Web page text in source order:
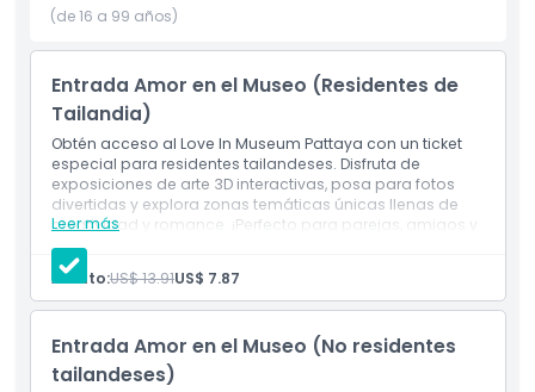
solo mirar: puedes tocar, posar y jugar con el arte. Ya sea
que estés frente a una escultura gigante con tema de
amor o posando dentro de una ilusión 3D, cada lugar en el
museo es perfecto para capturar momentos divertidos y
románticos.
Love Art Park Pattaya es un destino único para parejas,
amigos y familias que buscan una aventura creativa. Es un
lugar donde el amor, la risa y el arte se unen, ofreciéndote
una experiencia verdaderamente memorable.
Aspectos Destacados
(de 16 a 99 años)
Entrada Amor en el Museo (Residentes de
Tailandia)
Obtén acceso al Love In Museum Pattaya con un ticket
especial para residentes tailandeses. Disfruta de
exposiciones de arte 3D interactivas, posa para fotos
divertidas y explora zonas temáticas únicas llenas de
creatividad y romance. ¡Perfecto para parejas, amigos y
familias!
Leer más
Adulto:US$ 13.91US$ 7.87
Entrada Amor en el Museo (No residentes
tailandeses)